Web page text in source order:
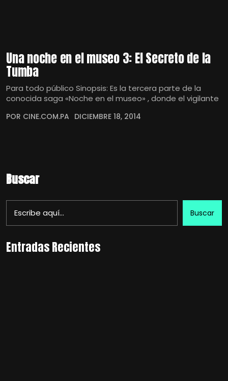
Una noche en el museo 3: El Secreto de la
Tumba
Para todo público Sinopsis: Es la tercera parte de la
conocida saga «Noche en el museo» , donde el vigilante
POR CINE.COM.PA DICIEMBRE 18, 2014
Buscar
Buscar
Entradas Recientes